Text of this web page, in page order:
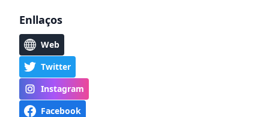
Enllaços
Web
Twitter
Instagram
Facebook